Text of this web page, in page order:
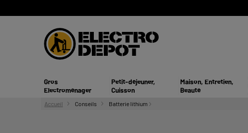
Gros
Electroménager
Petit-déjeuner,
Cuisson
Maison, Entretien,
Beauté
Accueil Conseils Batterie lithium